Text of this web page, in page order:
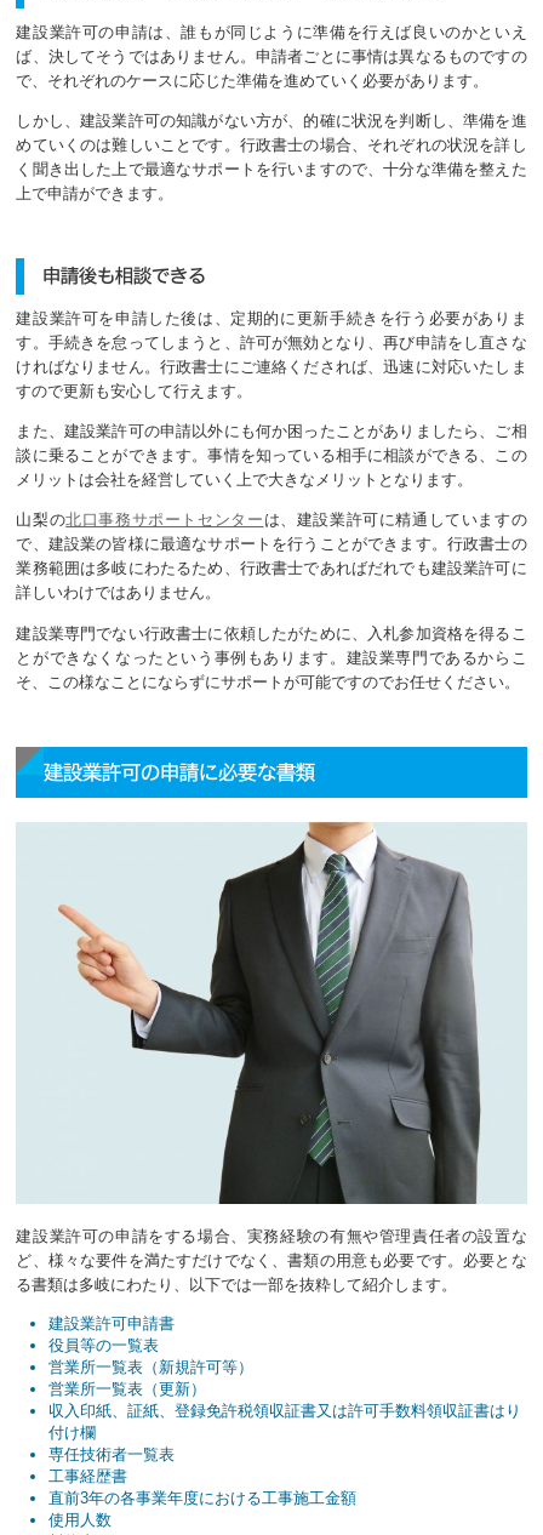
建設業許可の申請は、誰もが同じように準備を行えば良いのかといえ
ば、決してそうではありません。申請者ごとに事情は異なるものですの
で、それぞれのケースに応じた準備を進めていく必要があります。
しかし、建設業許可の知識がない方が、的確に状況を判断し、準備を進
めていくのは難しいことです。行政書士の場合、それぞれの状況を詳し
く聞き出した上で最適なサポートを行いますので、十分な準備を整えた
上で申請ができます。
申請後も相談できる
建設業許可を申請した後は、定期的に更新手続きを行う必要がありま
す。手続きを怠ってしまうと、許可が無効となり、再び申請をし直さな
ければなりません。行政書士にご連絡くだされば、迅速に対応いたしま
すので更新も安心して行えます。
また、建設業許可の申請以外にも何か困ったことがありましたら、ご相
談に乗ることができます。事情を知っている相手に相談ができる、この
メリットは会社を経営していく上で大きなメリットとなります。
山梨の北口事務サポートセンター は、建設業許可に精通していますの
で、建設業の皆様に最適なサポートを行うことができます。行政書士の
業務範囲は多岐にわたるため、行政書士であればだれでも建設業許可に
詳しいわけではありません。
建設業専門でない行政書士に依頼したがために、入札参加資格を得るこ
とができなくなったという事例もあります。建設業専門であるからこ
そ、この様なことにならずにサポートが可能ですのでお任せください。
建設業許可の申請に必要な書類
建設業許可の申請をする場合、実務経験の有無や管理責任者の設置な
ど、様々な要件を満たすだけでなく、書類の用意も必要です。必要とな
る書類は多岐にわたり、以下では一部を抜粋して紹介します。
建設業許可申請書
役員等の一覧表
営業所一覧表（新規許可等）
営業所一覧表（更新）
収入印紙、証紙、登録免許税領収証書又は許可手数料領収証書はり
付け欄
専任技術者一覧表
工事経歴書
直前3年の各事業年度における工事施工金額
使用人数